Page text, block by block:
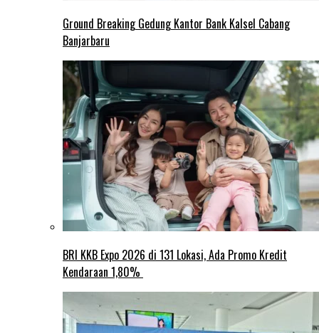
Ground Breaking Gedung Kantor Bank Kalsel Cabang
Banjarbaru
BRI KKB Expo 2026 di 131 Lokasi, Ada Promo Kredit
Kendaraan 1,80%